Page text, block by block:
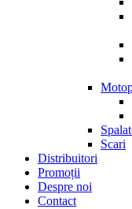
Scari
Distribuitori
Promoții
Despre noi
Contact